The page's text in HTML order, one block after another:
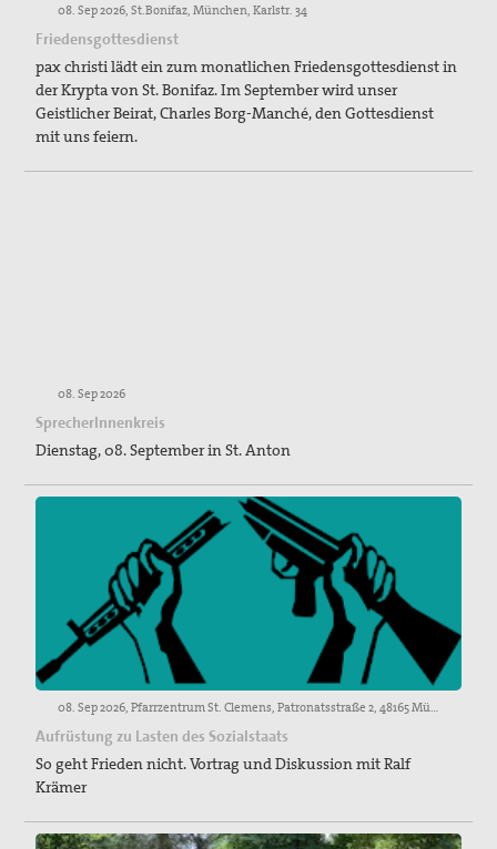
08. Sep 2026, St.Bonifaz, München, Karlstr. 34
Friedensgottesdienst
pax christi lädt ein zum monatlichen Friedensgottesdienst in
der Krypta von St. Bonifaz. Im September wird unser
Geistlicher Beirat, Charles Borg-Manché, den Gottesdienst
mit uns feiern.
08. Sep 2026
SprecherInnenkreis
Dienstag, 08. September in St. Anton
08. Sep 2026, Pfarrzentrum St. Clemens, Patronatsstraße 2, 48165 Münster
Aufrüstung zu Lasten des Sozialstaats
So geht Frieden nicht. Vortrag und Diskussion mit Ralf
Krämer